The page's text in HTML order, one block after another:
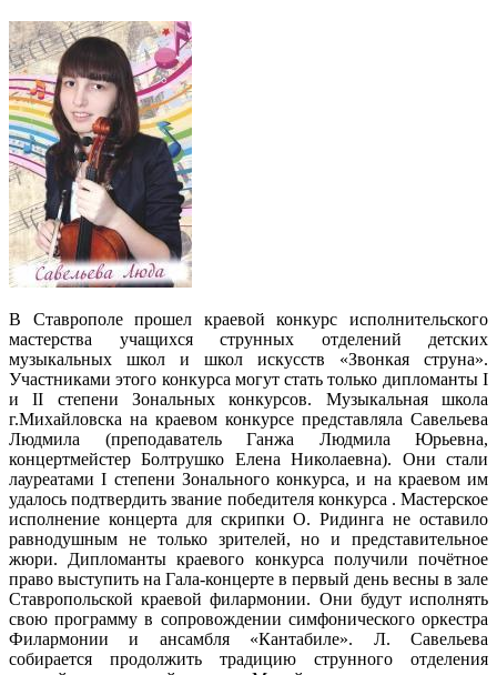
В Ставрополе прошел краевой конкурс исполнительского
мастерства учащихся струнных отделений детских
музыкальных школ и школ искусств «Звонкая струна».
Участниками этого конкурса могут стать только дипломанты I
и II степени Зональных конкурсов. Музыкальная школа
г.Михайловска на краевом конкурсе представляла Савельева
Людмила (преподаватель Ганжа Людмила Юрьевна,
концертмейстер Болтрушко Елена Николаевна). Они стали
лауреатами I степени Зонального конкурса, и на краевом им
удалось подтвердить звание победителя конкурса . Мастерское
исполнение концерта для скрипки О. Ридинга не оставило
равнодушным не только зрителей, но и представительное
жюри. Дипломанты краевого конкурса получили почётное
право выступить на Гала-концерте в первый день весны в зале
Ставропольской краевой филармонии. Они будут исполнять
свою программу в сопровождении симфонического оркестра
Филармонии и ансамбля «Кантабиле». Л. Савельева
собирается продолжить традицию струнного отделения